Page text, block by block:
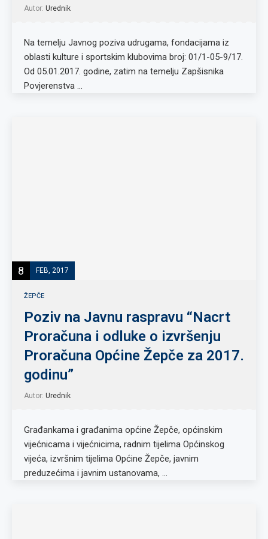
Autor: Urednik
Na temelju Javnog poziva udrugama, fondacijama iz
oblasti kulture i sportskim klubovima broj: 01/1-05-9/17.
Od 05.01.2017. godine, zatim na temelju Zapšisnika
Povjerenstva …
8 FEB, 2017
ŽEPČE
Poziv na Javnu raspravu “Nacrt
Proračuna i odluke o izvršenju
Proračuna Općine Žepče za 2017.
godinu”
Autor: Urednik
Građankama i građanima općine Žepče, općinskim
vijećnicama i vijećnicima, radnim tijelima Općinskog
vijeća, izvršnim tijelima Općine Žepče, javnim
preduzećima i javnim ustanovama, …